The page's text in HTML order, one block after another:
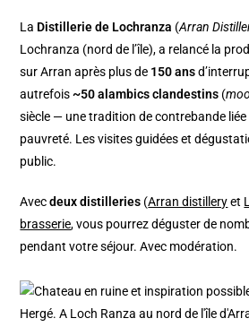
La Distillerie de Lochranza (Arran
Lochranza (nord de l’île), a relancé la
sur Arran après plus de 150 ans
autrefois~50 alambics clandestins (
siècle — une tradition de contrebande liée
pauvreté. Les visites guidées et
public.
Avecdeux distilleries (Arran distilleryet
brasserie, vous pourrez déguster de
pendant votre séjour. Avec modération.